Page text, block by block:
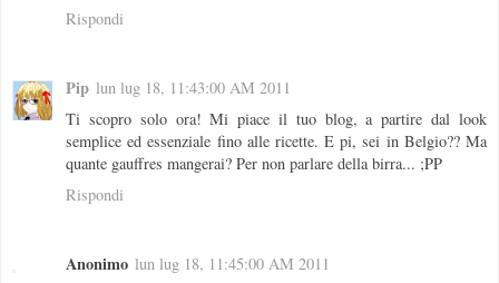
Rispondi
Pip lun lug 18, 11:43:00 AM 2011
Ti scopro solo ora! Mi piace il tuo blog, a partire dal look
semplice ed essenziale fino alle ricette. E pi, sei in Belgio?? Ma
quante gauffres mangerai? Per non parlare della birra... ;PP
Rispondi
Anonimo lun lug 18, 11:45:00 AM 2011